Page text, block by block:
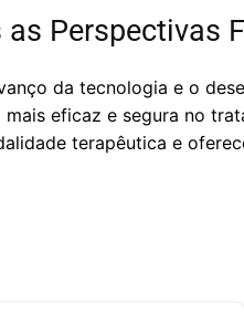
as Perspectivas
da tecnologia e o
mais eficaz e segura no
terapêutica e